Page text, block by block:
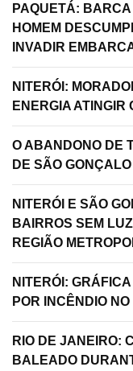
PAQUETÁ:
HOMEM
INVADIR
NITERÓI:
ENERGIA ATINGIR
O ABANDONO DE
DE SÃO
NITERÓI E SÃO
BAIRROS SEM
REGIÃO
NITERÓI:
POR INCÊNDIO
RIO DE JANEIRO:
BALEADO